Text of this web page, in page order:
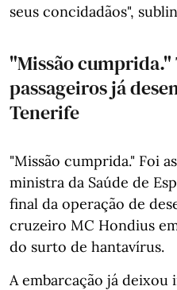
seus concidadãos",
"Missão cumprida."
passageiros já
Tenerife
"Missão cumprida." Foi
ministra da Saúde de
final da operação de
cruzeiro MC Hondius
do surto de hantavírus.
A embarcação já